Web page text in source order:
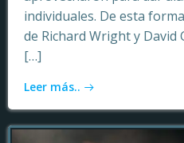
individuales. De esta
de Richard Wright y David
[…]
Leer más..